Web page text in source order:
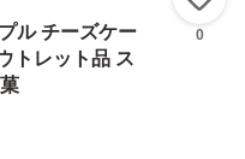
ル チーズケー
トレット品 ス
0